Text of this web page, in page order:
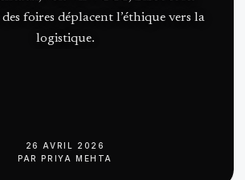
foires déplacent l’éthique vers la
logistique.
26 AVRIL 2026
PAR
PRIYA MEHTA